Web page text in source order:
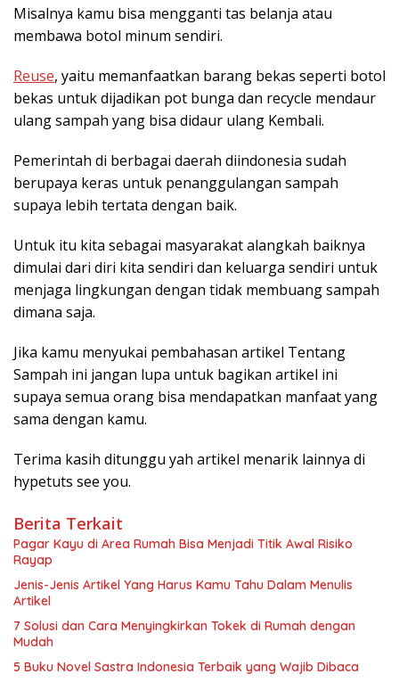
Misalnya kamu bisa mengganti tas belanja atau
membawa botol minum sendiri.
Reuse, yaitu memanfaatkan barang bekas seperti botol
bekas untuk dijadikan pot bunga dan recycle mendaur
ulang sampah yang bisa didaur ulang Kembali.
Pemerintah di berbagai daerah diindonesia sudah
berupaya keras untuk penanggulangan sampah
supaya lebih tertata dengan baik.
Untuk itu kita sebagai masyarakat alangkah baiknya
dimulai dari diri kita sendiri dan keluarga sendiri untuk
menjaga lingkungan dengan tidak membuang sampah
dimana saja.
Jika kamu menyukai pembahasan artikel Tentang
Sampah ini jangan lupa untuk bagikan artikel ini
supaya semua orang bisa mendapatkan manfaat yang
sama dengan kamu.
Terima kasih ditunggu yah artikel menarik lainnya di
hypetuts see you.
Berita Terkait
Pagar Kayu di Area Rumah Bisa Menjadi Titik Awal Risiko
Rayap
Jenis-Jenis Artikel Yang Harus Kamu Tahu Dalam Menulis
Artikel
7 Solusi dan Cara Menyingkirkan Tokek di Rumah dengan
Mudah
5 Buku Novel Sastra Indonesia Terbaik yang Wajib Dibaca